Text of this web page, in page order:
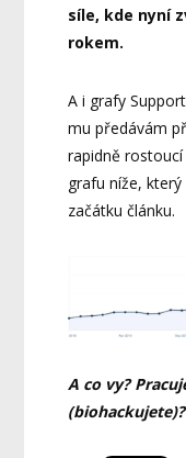
síle, kde nyní
rokem.
A i grafy
mu předávám
rapidně
grafu níže,
začátku článku.
A co vy?